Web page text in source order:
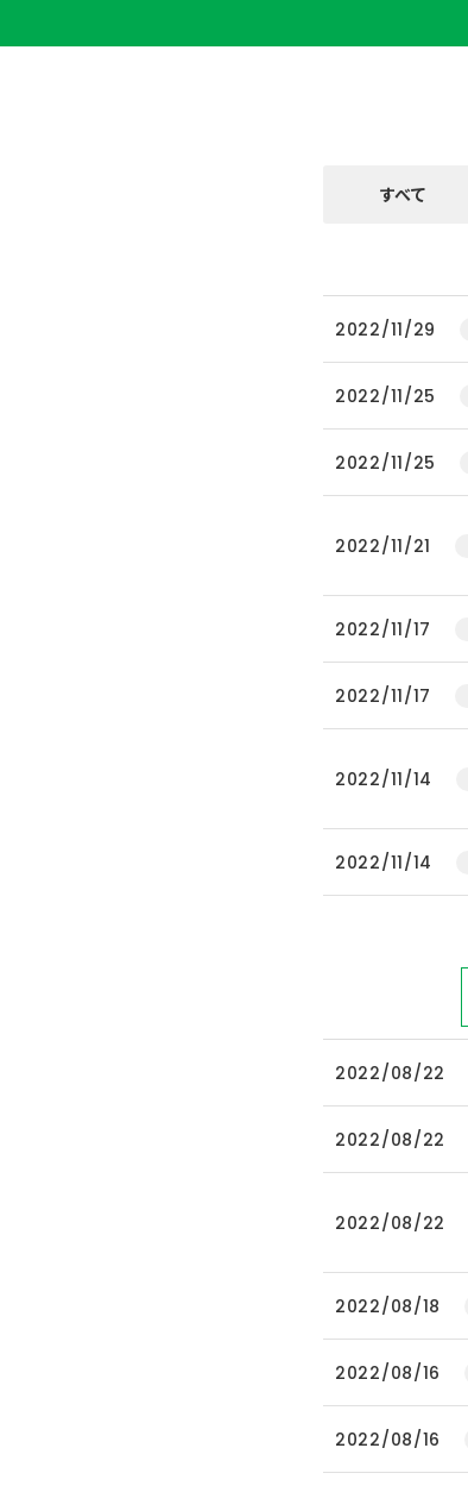
すべて
2022/11/29
2022/11/25
2022/11/25
2022/11/21
2022/11/17
2022/11/17
2022/11/14
2022/11/14
2022/08/22
2022/08/22
2022/08/22
2022/08/18
2022/08/16
2022/08/16